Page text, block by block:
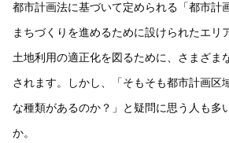
都市計画法に基づいて定められる「都市計
まちづくりを進めるために設けられたエリ
土地利用の適正化を図るために、さまざま
されます。しかし、「そもそも都市計画区
な種類があるのか？」と疑問に思う人も多
か。